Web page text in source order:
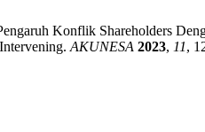
Konflik Shareholders
AKUNESA 2023, 11,